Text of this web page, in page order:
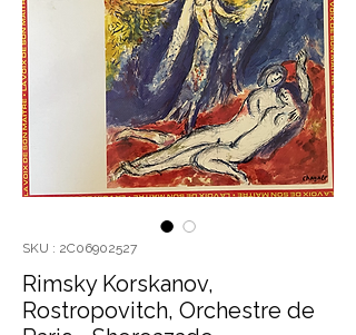
SKU : 2C06902527
Rimsky Korskanov,
Rostropovitch, Orchestre de